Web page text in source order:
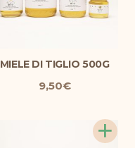
MIELE DI TIGLIO 500G
9,50€
+